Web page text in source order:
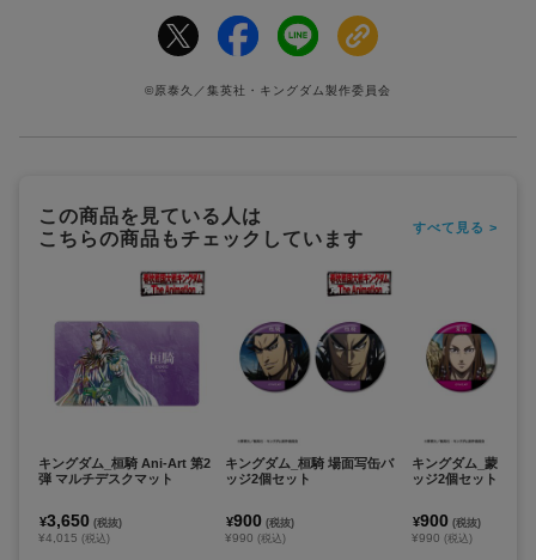
©原泰久／集英社・キングダム製作委員会
この商品を見ている人は
こちらの商品もチェックしています
すべて見る >
キングダム_桓騎 Ani-Art 第2
弾 マルチデスクマット
¥3,650 (税抜)
¥4,015 (税込)
キングダム_桓騎 場面写缶バ
ッジ2個セット
¥900 (税抜)
¥990 (税込)
キングダム_蒙恬 場
ッジ2個セット
¥900 (税抜)
¥990 (税込)